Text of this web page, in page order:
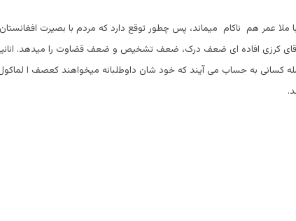
ملا عمر هم ناکام میماند، پس چطور توقع دارد که مردم با بصیرت
آقای کرزی افاده ای ضعف درک، ضعف تشخیص و ضعف قضاوت را میدهد.
کسانی به حساب می آیند که خود شان داوطلبانه میخواهند کعصف ا